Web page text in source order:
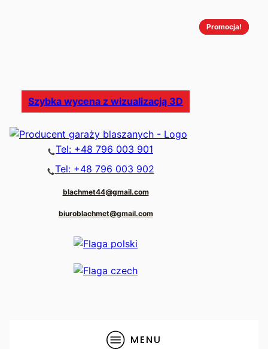
Szybka wycena z wizualizacją 3D
Tel: +48 796 003 901
Tel: +48 796 003 902
blachmet44@gmail.com
biuroblachmet@gmail.com
MENU
Promocja!
Promocja!
Promocja!